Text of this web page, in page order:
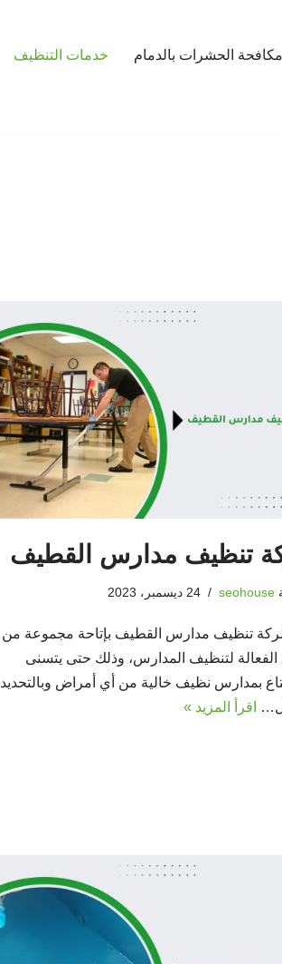
مكافحة الحشرات بالدمام خدمات التنظيف
تنظيف مدارس القطيف
seohouse 24 ديسمبر، 2023
تنظيف مدارس القطيف بإتاحة مجموعة من
الفعالة لتنظيف المدارس، وذلك حتى يتسنى
بمدارس نظيف خالية من أي أمراض وبالتحديد
اقرأ المزيد »